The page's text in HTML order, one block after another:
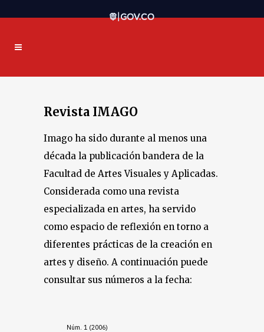
Revista IMAGO
Imago ha sido durante al menos una
década la publicación bandera de la
Facultad de Artes Visuales y Aplicadas.
Considerada como una revista
especializada en artes, ha servido
como espacio de reflexión en torno a
diferentes prácticas de la creación en
artes y diseño. A continuación puede
consultar sus números a la fecha:
Núm. 1 (2006)